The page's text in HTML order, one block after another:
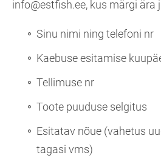
info@estfish.ee, kus märgi ära
Sinu nimi ning telefoni nr
Kaebuse esitamise
Tellimuse nr
Toote puuduse selgitus
Esitatav nõue (vahetus
tagasi vms)